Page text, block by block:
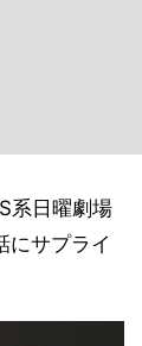
系日曜劇場
にサプライ